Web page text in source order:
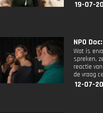
19-07-
NPO
Wat is
spreken,
reactie
de vraag
12-07-